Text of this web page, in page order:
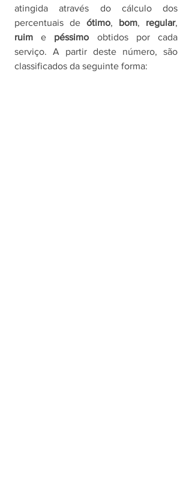
atingida através do cálculo dos
percentuais de ótimo, bom, regular
ruim e péssimo obtidos por cada
serviço. A partir deste número, são
classificados da seguinte forma: